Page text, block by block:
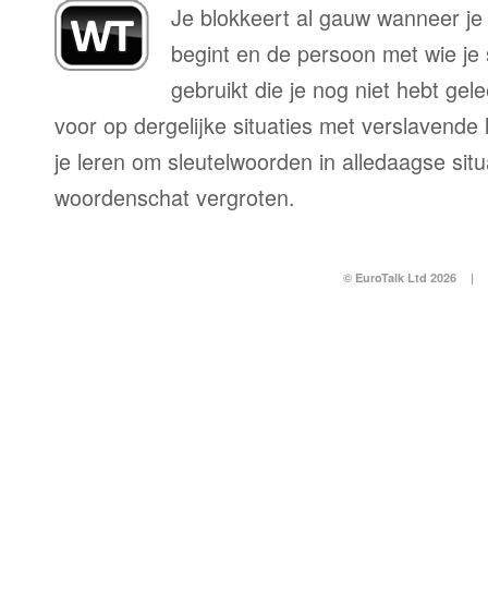
Je blokkeert al gauw wanneer
begint en de persoon met wie
gebruikt die je nog niet hebt
voor op dergelijke situaties met
je leren om sleutelwoorden in alledaagse
woordenschat vergroten.
© EuroTalk Ltd 2026 |